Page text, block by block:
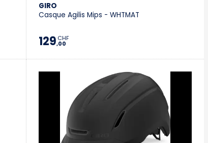
GIRO
Casque Agilis Mips - WHTMAT
129,00
CHF